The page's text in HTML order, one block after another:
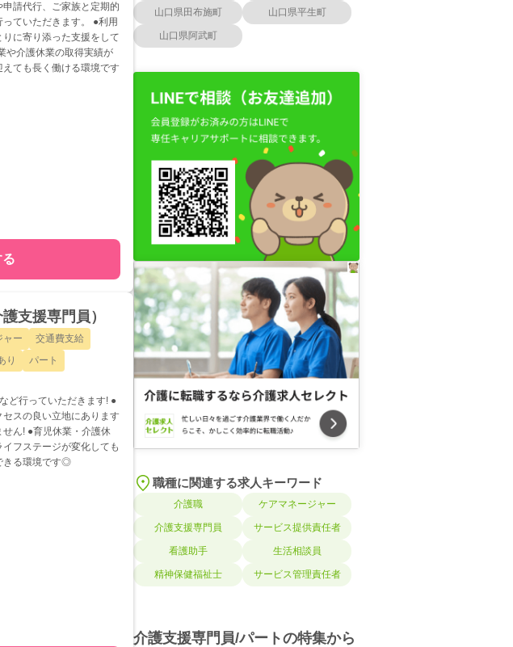
請代行、ご家族と定期的
ていただきます。 ●利用
に寄り添った支援をして
や介護休業の取得実績が
ても長く働ける環境です
支援専門員）
ャー
交通費支給
り
パート
ど行っていただきます! ●
スの良い立地にあります
ん! ●育児休業・介護休
フステージが変化しても
きる環境です◎
山口県田布施町 山口県平生町
山口県阿武町
職種に関連する求人キーワード
介護職 ケアマネージャー
介護支援専門員 サービス提供責任者
看護助手 生活相談員
精神保健福祉士 サービス管理責任者
介護支援専門員/パートの特集から